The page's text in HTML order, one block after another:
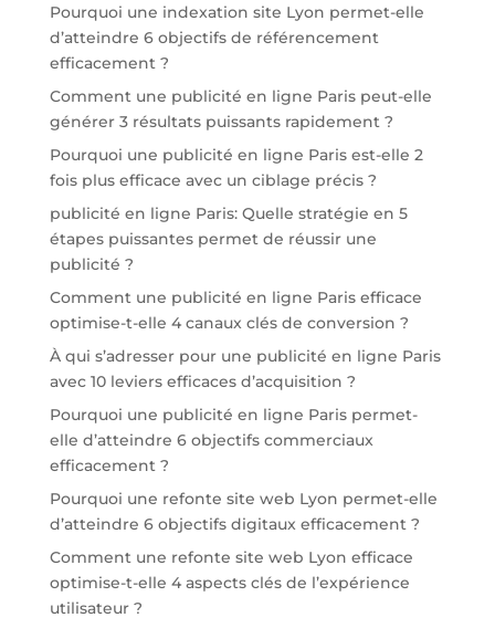
Pourquoi une indexation site Lyon permet-elle
d’atteindre 6 objectifs de référencement
efficacement ?
Comment une publicité en ligne Paris peut-elle
générer 3 résultats puissants rapidement ?
Pourquoi une publicité en ligne Paris est-elle 2
fois plus efficace avec un ciblage précis ?
publicité en ligne Paris: Quelle stratégie en 5
étapes puissantes permet de réussir une
publicité ?
Comment une publicité en ligne Paris efficace
optimise-t-elle 4 canaux clés de conversion ?
À qui s’adresser pour une publicité en ligne Paris
avec 10 leviers efficaces d’acquisition ?
Pourquoi une publicité en ligne Paris permet-
elle d’atteindre 6 objectifs commerciaux
efficacement ?
Pourquoi une refonte site web Lyon permet-elle
d’atteindre 6 objectifs digitaux efficacement ?
Comment une refonte site web Lyon efficace
optimise-t-elle 4 aspects clés de l’expérience
utilisateur ?